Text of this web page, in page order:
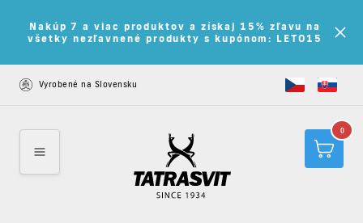
Nakúp 7 a viac produktov a získaj 15% zľavu na
všetky nezľavnené produkty s kupónom: LETO15
Vyrobené na Slovensku
0